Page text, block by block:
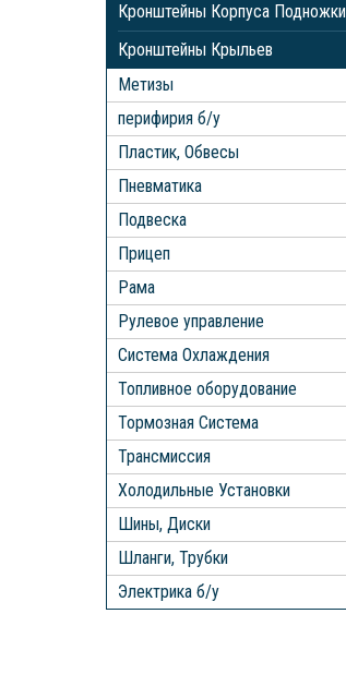
Кронштейны Корпуса Подножки
Кронштейны Крыльев
Метизы
перифирия б/у
Пластик, Обвесы
Пневматика
Подвеска
Прицеп
Рама
Рулевое управление
Система Охлаждения
Топливное оборудование
Тормозная Система
Трансмиссия
Холодильные Установки
Шины, Диски
Шланги, Трубки
Электрика б/у